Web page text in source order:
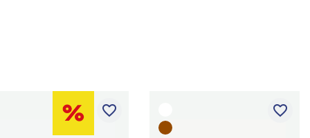
favorite_border favorite_border